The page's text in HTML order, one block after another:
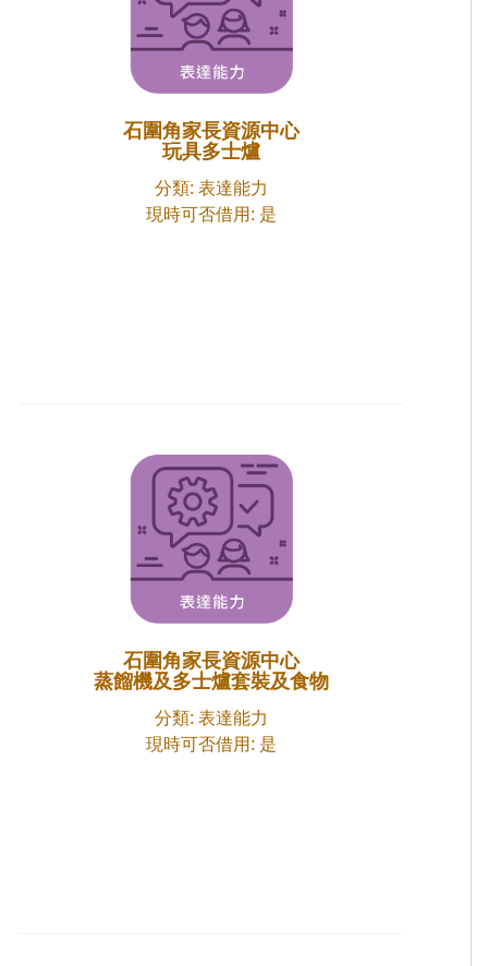
石圍角家長資源中心
玩具多士爐
分類: 表達能力
現時可否借用: 是
石圍角家長資源中心
蒸餾機及多士爐套裝及食物
分類: 表達能力
現時可否借用: 是